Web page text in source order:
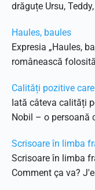
drăguțe Ursu,
Haules, baules
Expresia „Haules,
românească
Calități pozitive
Iată câteva calități
Nobil – o persoană
Scrisoare în limba
Scrisoare în limba
Comment ça va?